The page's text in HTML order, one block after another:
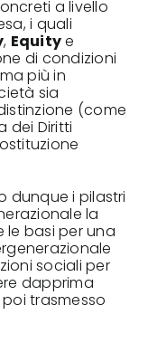
a livello
i quali
, Equitye
di condizioni
più in
sia
(come
dei Diritti
dunque i pilastri
la
basi per una
sociali per
dapprima
trasmesso